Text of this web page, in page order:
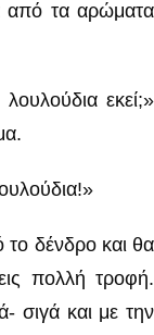
από τα αρώματα
εκεί;»
δένδρο και θα
πολλή τροφή.
σιγά και με την